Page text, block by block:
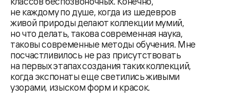
не каждому по душе, когда из шедевров
живой природы делают коллекции мумий,
но что делать, такова современная наука,
таковы современные методы обучения. Мне
посчастливилось не раз присутствовать
на первых этапах создания таких коллекций,
когда экспонаты еще светились живыми
узорами, изыском форм и красок.